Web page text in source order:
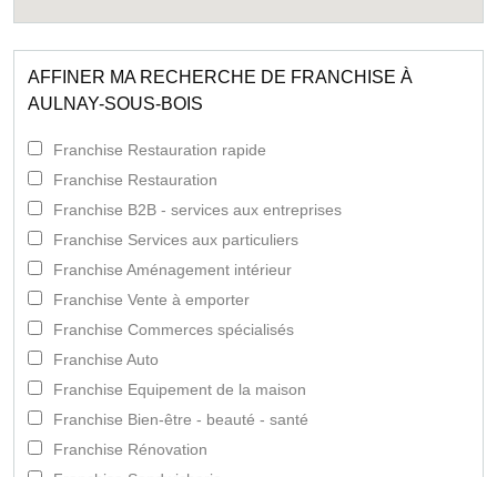
AFFINER MA RECHERCHE DE FRANCHISE À
AULNAY-SOUS-BOIS
Franchise Restauration rapide
Franchise Restauration
Franchise B2B - services aux entreprises
Franchise Services aux particuliers
Franchise Aménagement intérieur
Franchise Vente à emporter
Franchise Commerces spécialisés
Franchise Auto
Franchise Equipement de la maison
Franchise Bien-être - beauté - santé
Franchise Rénovation